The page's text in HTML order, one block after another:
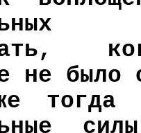
не было
тогда